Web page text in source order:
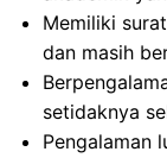
Memiliki
dan masih
setidaknya
Pengalaman